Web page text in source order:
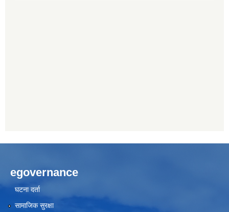
egovernance
घटना दर्ता
सामाजिक सुरक्षा